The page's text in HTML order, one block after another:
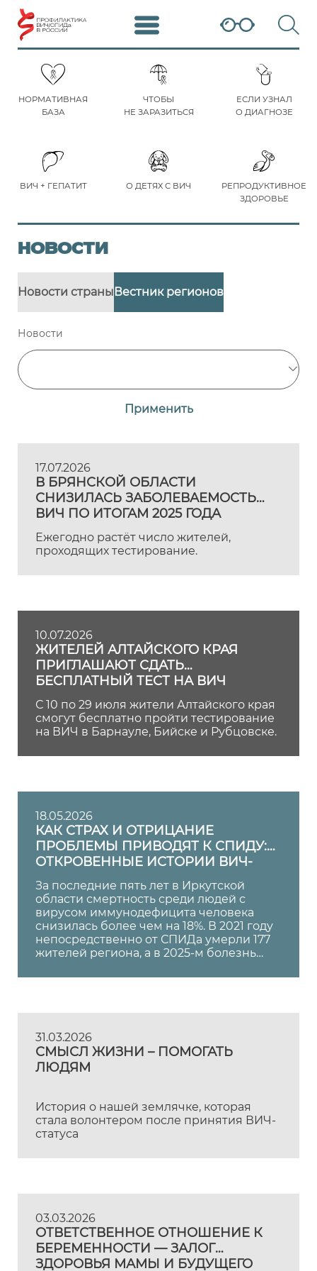
НОРМАТИВНАЯ
БАЗА
ЧТОБЫ
НЕ ЗАРАЗИТЬСЯ
ЕСЛИ УЗНАЛ
О ДИАГНОЗЕ
ВИЧ + ГЕПАТИТ О ДЕТЯХ С ВИЧ
РЕПРОДУКТИВНОЕ
ЗДОРОВЬЕ
НОВОСТИ
Новости страныВестник регионов
Новости
Применить
17.07.2026
В БРЯНСКОЙ ОБЛАСТИ
СНИЗИЛАСЬ ЗАБОЛЕВАЕМОСТЬ
ВИЧ ПО ИТОГАМ 2025 ГОДА
Ежегодно растёт число жителей,
проходящих тестирование.
10.07.2026
ЖИТЕЛЕЙ АЛТАЙСКОГО КРАЯ
ПРИГЛАШАЮТ СДАТЬ
БЕСПЛАТНЫЙ ТЕСТ НА ВИЧ
С 10 по 29 июля жители Алтайского края
смогут бесплатно пройти тестирование
на ВИЧ в Барнауле, Бийске и Рубцовске.
18.05.2026
КАК СТРАХ И ОТРИЦАНИЕ
ПРОБЛЕМЫ ПРИВОДЯТ К СПИДУ:
ОТКРОВЕННЫЕ ИСТОРИИ ВИЧ-
ДИССИДЕНТОВ
За последние пять лет в Иркутской
области смертность среди людей с
вирусом иммунодефицита человека
снизилась более чем на 18%. В 2021 году
непосредственно от СПИДа умерли 177
жителей региона, а в 2025-м болезнь
специалисты, все еще бывают случаи,
называемая самостигматизация*. В
итоге человек начинает верить, что он
не такой или проблема его не касается.
31.03.2026
СМЫСЛ ЖИЗНИ – ПОМОГАТЬ
ЛЮДЯМ
История о нашей землячке, которая
стала волонтером после принятия ВИЧ-
статуса
03.03.2026
ОТВЕТСТВЕННОЕ ОТНОШЕНИЕ К
БЕРЕМЕННОСТИ — ЗАЛОГ
ЗДОРОВЬЯ МАМЫ И БУДУЩЕГО